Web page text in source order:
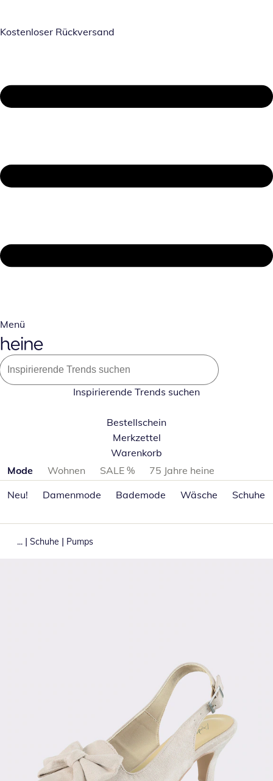
Kostenloser Rückversand
Menü
Inspirierende Trends suchen
Bestellschein
Merkzettel
Warenkorb
Produktkategorien überspringen
Mode Wohnen SALE %
75 Jahre heine
Neu!
Damenmode Bademode Wäsche Schuhe
... | Schuhe | Pumps